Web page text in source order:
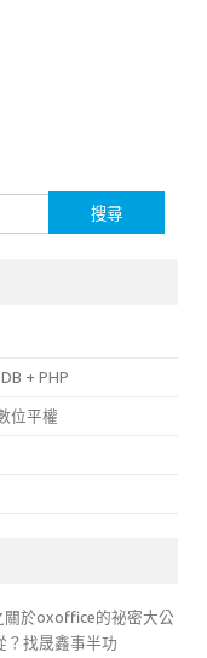
+ PHP
位平權
關於oxoffice的祕密大公
？找晟鑫事半功